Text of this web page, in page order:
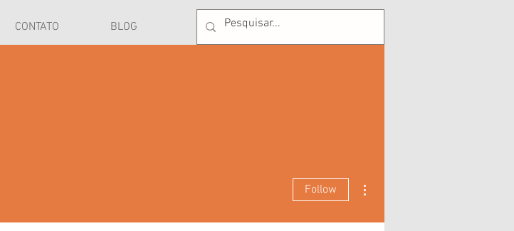
CONTATO BLOG Tel: (41) 99668-2726
Follow